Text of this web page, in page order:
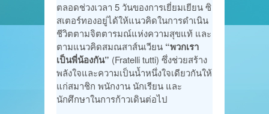
ตลอดช่วงเวลา 5 วันของการเยี่ยมเยียน ซิ
สเตอร์ทองอยู่ได้ให้แนวคิดในการดำเนิน
ชีวิตตามจิตตารมณ์แห่งความสุขแท้ และ
ตามแนวคิดสมณสาส์นเวียน “พวกเรา
เป็นพี่น้องกัน” (Fratelli tutti) ซึ่งช่วยสร้าง
พลังใจและความเป็นน้ำหนึ่งใจเดียวกันให้
แก่สมาชิก พนักงาน นักเรียน และ
นักศึกษาในการก้าวเดินต่อไป